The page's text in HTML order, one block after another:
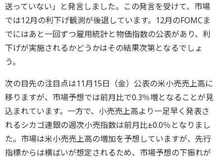
送っていない」と発言しました。この発言を受けて、市場
では12月の利下げ観測が後退しています。12月のFOMCま
でにはあと一回ずつ雇用統計と物価指数の公表があり、利
下げが実施されるかどうかはその結果次第となるでしょ
う。
次の目先の注目点は11月15日（金）公表の米小売売上高に
移りますが、市場予想では前月比で0.3％増となることが見
込まれています。一方で、小売売上高より一足早く発表さ
れるシカゴ連銀の週次小売指数は前月比±0.0％となりまし
た。市場は米小売売上高の増加を予想していますが、先行
指標からは横ばいが想定されるため、市場予想の下振れが